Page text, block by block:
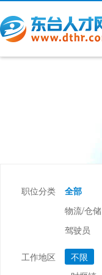
职位分类 全部
物流/仓储
驾驶员
美容/美发
市场/媒
工作地区 不限